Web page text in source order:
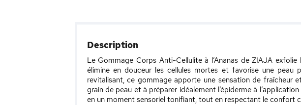
Description
Le Gommage Corps Anti-Cellulite à l’Ananas de ZIAJA
élimine en douceur les cellules mortes et favorise une peau
revitalisant, ce gommage apporte une sensation de fraîcheur
grain de peau et à préparer idéalement l’épiderme à
en un moment sensoriel tonifiant, tout en respectant le confort